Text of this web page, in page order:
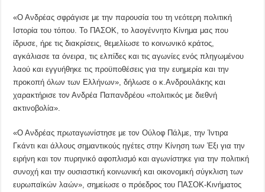
«Ο Ανδρέας σφράγισε με την παρουσία του τη νεότερη πολιτική
Ιστορία του τόπου. Το ΠΑΣΟΚ, το λαογέννητο Κίνημα μας που
ίδρυσε, ήρε τις διακρίσεις, θεμελίωσε το κοινωνικό κράτος,
αγκάλιασε τα όνειρα, τις ελπίδες και τις αγωνίες ενός πληγωμένου
λαού και εγγυήθηκε τις προϋποθέσεις για την ευημερία και την
προκοπή όλων των Ελλήνων», δήλωσε ο κ.Ανδρουλάκης και
χαρακτήρισε τον Ανδρέα Παπανδρέου «πολιτικός με διεθνή
ακτινοβολία».
«Ο Ανδρέας πρωταγωνίστησε με τον Ούλοφ Πάλμε, την Ίντιρα
Γκάντι και άλλους σημαντικούς ηγέτες στην Κίνηση των Έξι για την
ειρήνη και τον πυρηνικό αφοπλισμό και αγωνίστηκε για την πολιτική
συνοχή και την ουσιαστική κοινωνική και οικονομική σύγκλιση των
ευρωπαϊκών λαών», σημείωσε ο πρόεδρος του ΠΑΣΟΚ-Κινήματος